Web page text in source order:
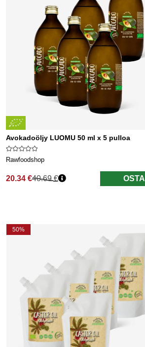
Avokadoöljy LUOMU 50 ml x 5 pulloa
Rawfoodshop
20.34 €
Normaali hinta
40.69 € OSTA
50%